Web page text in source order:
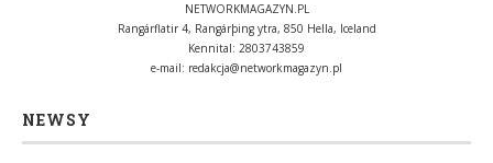
NETWORKMAGAZYN.PL
Rangárflatir 4, Rangárþing ytra, 850 Hella, Iceland
Kennital: 2803743859
e-mail: redakcja@networkmagazyn.pl
NEWSY